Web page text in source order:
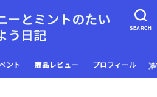
SEARCH
ーとミントのたい
う日記
ント 商品レビュー プロフィール